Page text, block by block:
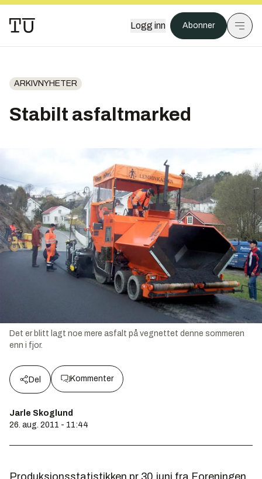
Logg inn Abonner
ARKIVNYHETER
Stabilt asfaltmarked
Det er blitt lagt noe mere asfalt på vegnettet denne sommeren
enn i fjor.
Del Kommenter
Jarle Skoglund
26. aug. 2011 - 11:44
Produksjonsstatistikken pr 30.juni fra Foreningen